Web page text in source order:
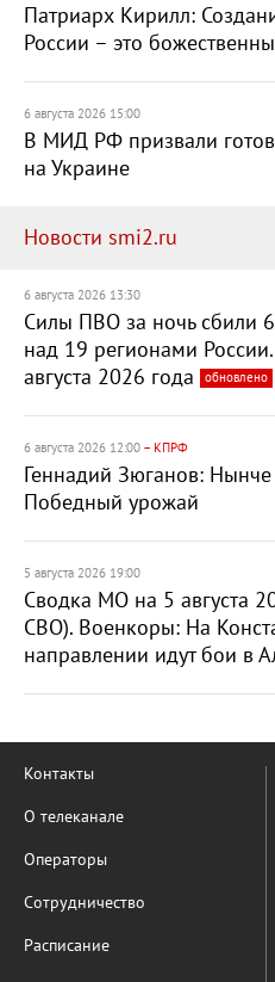
Патриарх Кирилл:
России – это
6 августа 2026 15:00
В МИД РФ призвали
на Украине
Новости smi2.ru
6 августа 2026 13:30
Силы ПВО за ночь сбили
над 19 регионами
августа 2026 года
обновлено
6 августа 2026 12:00 – КПРФ
Геннадий Зюганов:
Победный урожай
5 августа 2026 19:00
Сводка МО на 5 августа
СВО). Военкоры: На
направлении идут бои в
Контакты
О телеканале
Операторы
Сотрудничество
Расписание